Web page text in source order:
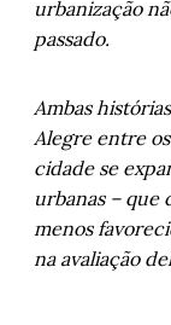
urbanização
passado.
Ambas
Alegre entre
cidade se
urbanas – que
menos
na avaliação